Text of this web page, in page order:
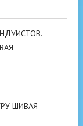
ШИВАЯ